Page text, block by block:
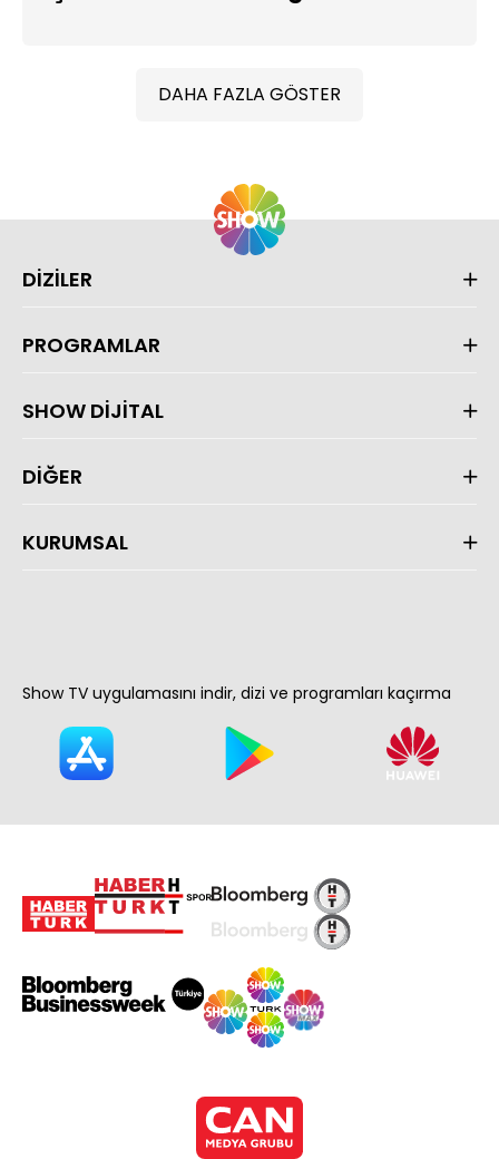
DAHA FAZLA GÖSTER
DİZİLER
PROGRAMLAR
SHOW DİJİTAL
DİĞER
KURUMSAL
Show TV uygulamasını indir, dizi ve programları kaçırma